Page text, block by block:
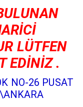
LÜTFEN
EDİNİZ .
NO-26 PUSAT